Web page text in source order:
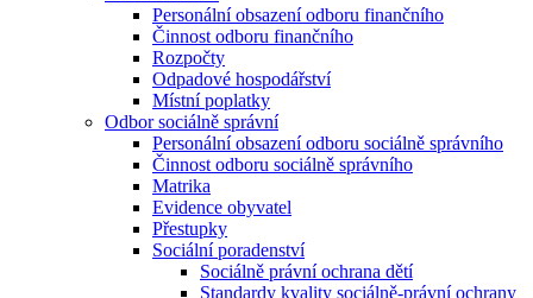
Personální obsazení odboru finančního
Činnost odboru finančního
Rozpočty
Odpadové hospodářství
Místní poplatky
Odbor sociálně správní
Personální obsazení odboru sociálně správního
Činnost odboru sociálně správního
Matrika
Evidence obyvatel
Přestupky
Sociální poradenství
Sociálně právní ochrana dětí
Standardy kvality sociálně-právní ochrany